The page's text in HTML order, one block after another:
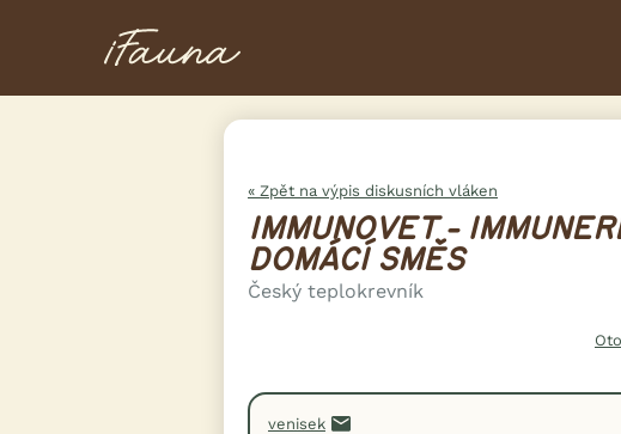
« Zpět na výpis diskusních vláken
IMMUNOVET -
DOMÁCÍ SMĚS
Český teplokrevník
venisek